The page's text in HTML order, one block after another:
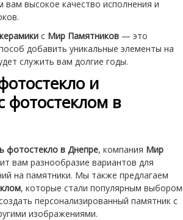
вам высокое качество исполнения и
с Мир Памятников — это
добавить уникальные элементы на
служить вам долгие годы.
и
фотостеклом в
фотостекло в Днепре, компания Мир
вам разнообразие вариантов для
на памятники. Мы также предлагаем
, которые стали популярным выбором
персонализированный памятник с
изображениями.